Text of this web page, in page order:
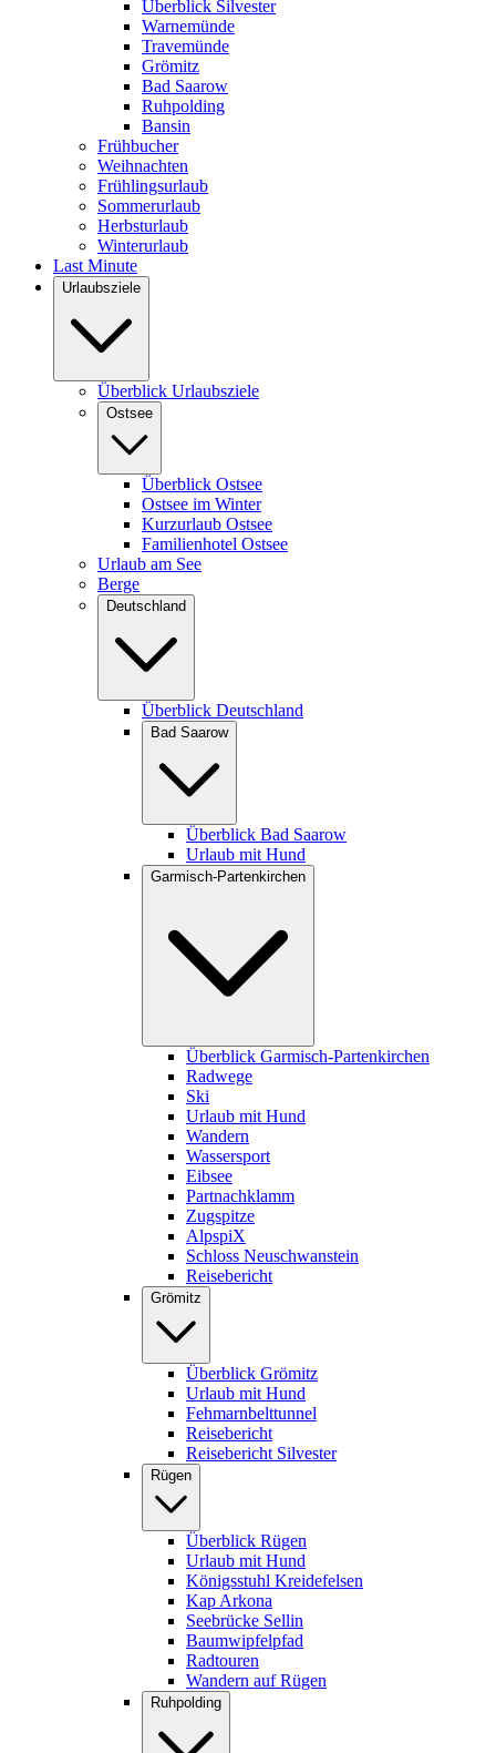
Überblick Silvester
Warnemünde
Travemünde
Grömitz
Bad Saarow
Ruhpolding
Bansin
Frühbucher
Weihnachten
Frühlingsurlaub
Sommerurlaub
Herbsturlaub
Winterurlaub
Last Minute
Urlaubsziele
Überblick Urlaubsziele
Ostsee
Überblick Ostsee
Ostsee im Winter
Kurzurlaub Ostsee
Familienhotel Ostsee
Urlaub am See
Berge
Deutschland
Überblick Deutschland
Bad Saarow
Überblick Bad Saarow
Urlaub mit Hund
Garmisch-Partenkirchen
Überblick Garmisch-Partenkirchen
Radwege
Ski
Urlaub mit Hund
Wandern
Wassersport
Eibsee
Partnachklamm
Zugspitze
AlpspiX
Schloss Neuschwanstein
Reisebericht
Grömitz
Überblick Grömitz
Urlaub mit Hund
Fehmarnbelttunnel
Reisebericht
Reisebericht Silvester
Rügen
Überblick Rügen
Urlaub mit Hund
Königsstuhl Kreidefelsen
Kap Arkona
Seebrücke Sellin
Baumwipfelpfad
Radtouren
Wandern auf Rügen
Ruhpolding